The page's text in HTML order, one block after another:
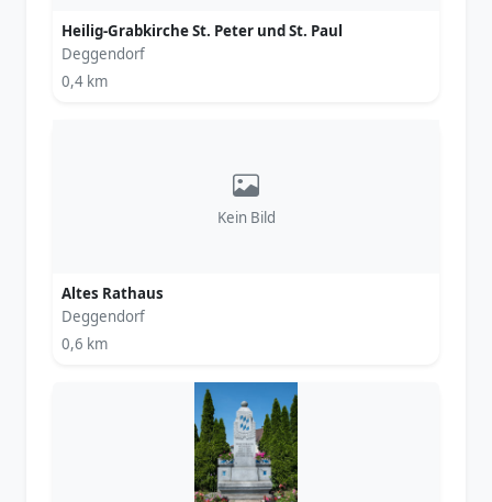
Heilig-Grabkirche St. Peter und St. Paul
Deggendorf
0,4 km
Kein Bild
Altes Rathaus
Deggendorf
0,6 km